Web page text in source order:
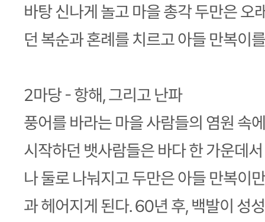
바탕 신나게 놀고 마을 총각 두만은 오
던 복순과 혼례를 치르고 아들 만복이
2마당 - 항해, 그리고 난파
풍어를 바라는 마을 사람들의 염원 속
시작하던 뱃사람들은 바다 한 가운데
나 둘로 나눠지고 두만은 아들 만복이
과 헤어지게 된다. 60년 후, 백발이 성